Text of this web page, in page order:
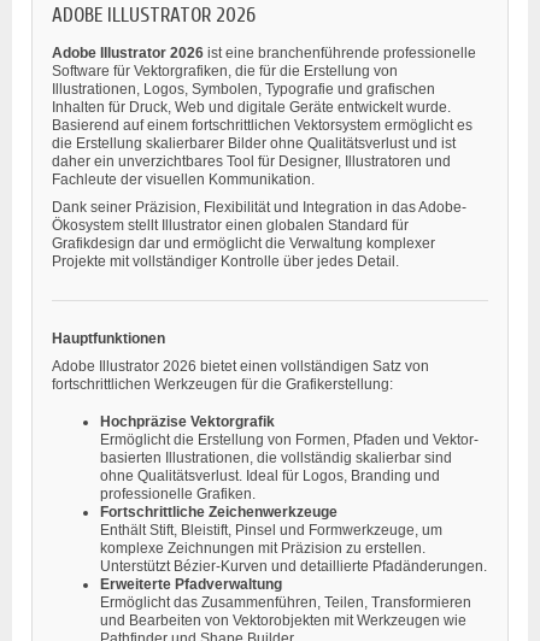
ADOBE ILLUSTRATOR 2026
Adobe Illustrator 2026 ist eine branchenführende professionelle
Software für Vektorgrafiken, die für die Erstellung von
Illustrationen, Logos, Symbolen, Typografie und grafischen
Inhalten für Druck, Web und digitale Geräte entwickelt wurde.
Basierend auf einem fortschrittlichen Vektorsystem ermöglicht es
die Erstellung skalierbarer Bilder ohne Qualitätsverlust und ist
daher ein unverzichtbares Tool für Designer, Illustratoren und
Fachleute der visuellen Kommunikation.
Dank seiner Präzision, Flexibilität und Integration in das Adobe-
Ökosystem stellt Illustrator einen globalen Standard für
Grafikdesign dar und ermöglicht die Verwaltung komplexer
Projekte mit vollständiger Kontrolle über jedes Detail.
Hauptfunktionen
Adobe Illustrator 2026 bietet einen vollständigen Satz von
fortschrittlichen Werkzeugen für die Grafikerstellung:
Hochpräzise Vektorgrafik
Ermöglicht die Erstellung von Formen, Pfaden und Vektor-
basierten Illustrationen, die vollständig skalierbar sind
ohne Qualitätsverlust. Ideal für Logos, Branding und
professionelle Grafiken.
Fortschrittliche Zeichenwerkzeuge
Enthält Stift, Bleistift, Pinsel und Formwerkzeuge, um
komplexe Zeichnungen mit Präzision zu erstellen.
Unterstützt Bézier-Kurven und detaillierte Pfadänderungen.
Erweiterte Pfadverwaltung
Ermöglicht das Zusammenführen, Teilen, Transformieren
und Bearbeiten von Vektorobjekten mit Werkzeugen wie